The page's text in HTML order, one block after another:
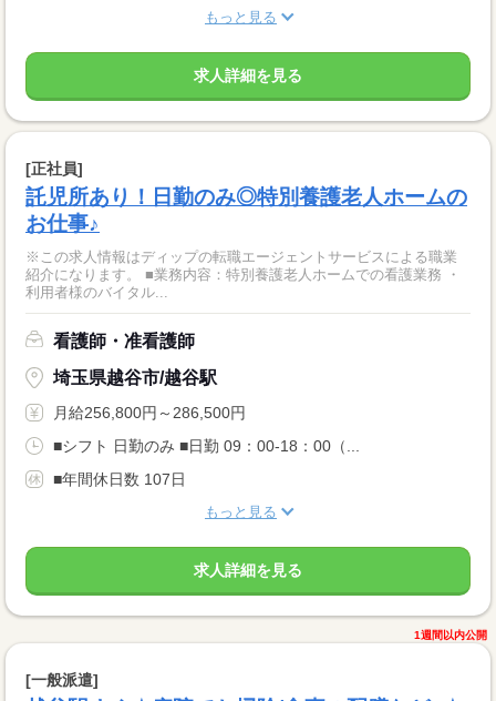
もっと見る
求人詳細を見る
[正社員]
託児所あり！日勤のみ◎特別養護老人ホームの
お仕事♪
※この求人情報はディップの転職エージェントサービスによる職業
紹介になります。 ■業務内容：特別養護老人ホームでの看護業務 ・
利用者様のバイタル...
看護師・准看護師
埼玉県越谷市/越谷駅
月給256,800円～286,500円
■シフト 日勤のみ ■日勤 09：00-18：00（...
■年間休日数 107日
もっと見る
求人詳細を見る
1週間以内公開
[一般派遣]